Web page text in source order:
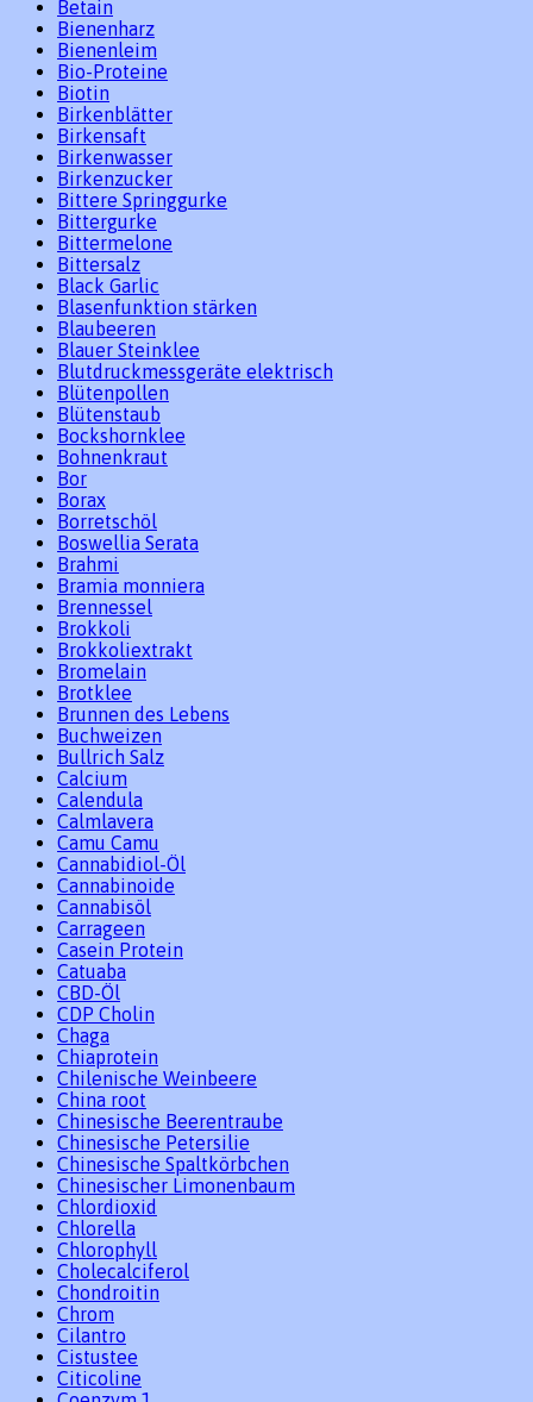
Betain
Bienenharz
Bienenleim
Bio-Proteine
Biotin
Birkenblätter
Birkensaft
Birkenwasser
Birkenzucker
Bittere Springgurke
Bittergurke
Bittermelone
Bittersalz
Black Garlic
Blasenfunktion stärken
Blaubeeren
Blauer Steinklee
Blutdruckmessgeräte elektrisch
Blütenpollen
Blütenstaub
Bockshornklee
Bohnenkraut
Bor
Borax
Borretschöl
Boswellia Serata
Brahmi
Bramia monniera
Brennessel
Brokkoli
Brokkoliextrakt
Bromelain
Brotklee
Brunnen des Lebens
Buchweizen
Bullrich Salz
Calcium
Calendula
Calmlavera
Camu Camu
Cannabidiol-Öl
Cannabinoide
Cannabisöl
Carrageen
Casein Protein
Catuaba
CBD-Öl
CDP Cholin
Chaga
Chiaprotein
Chilenische Weinbeere
China root
Chinesische Beerentraube
Chinesische Petersilie
Chinesische Spaltkörbchen
Chinesischer Limonenbaum
Chlordioxid
Chlorella
Chlorophyll
Cholecalciferol
Chondroitin
Chrom
Cilantro
Cistustee
Citicoline